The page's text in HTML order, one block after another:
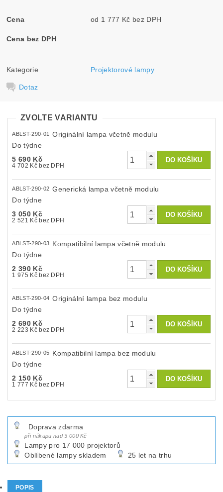
Cena od 1 777 Kč bez DPH
Cena bez DPH
Kategorie Projektorové lampy
Dotaz
ZVOLTE VARIANTU
ABLST-290-01
Originální lampa včetně modulu
Do týdne
5 690 Kč
4 702 Kč bez DPH
ABLST-290-02 Generická lampa včetně modulu
Do týdne
3 050 Kč
2 521 Kč bez DPH
ABLST-290-03 Kompatibilní lampa včetně modulu
Do týdne
2 390 Kč
1 975 Kč bez DPH
ABLST-290-04 Originální lampa bez modulu
Do týdne
2 690 Kč
2 223 Kč bez DPH
ABLST-290-05 Kompatibilní lampa bez modulu
Do týdne
2 150 Kč
1 777 Kč bez DPH
Doprava zdarma
při nákupu nad 3 000 Kč
Lampy pro 17 000 projektorů
Oblíbené lampy skladem
25 let na trhu
POPIS